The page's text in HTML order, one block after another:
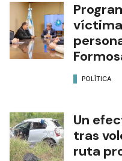
POLÍTICA
Un
tras
ruta